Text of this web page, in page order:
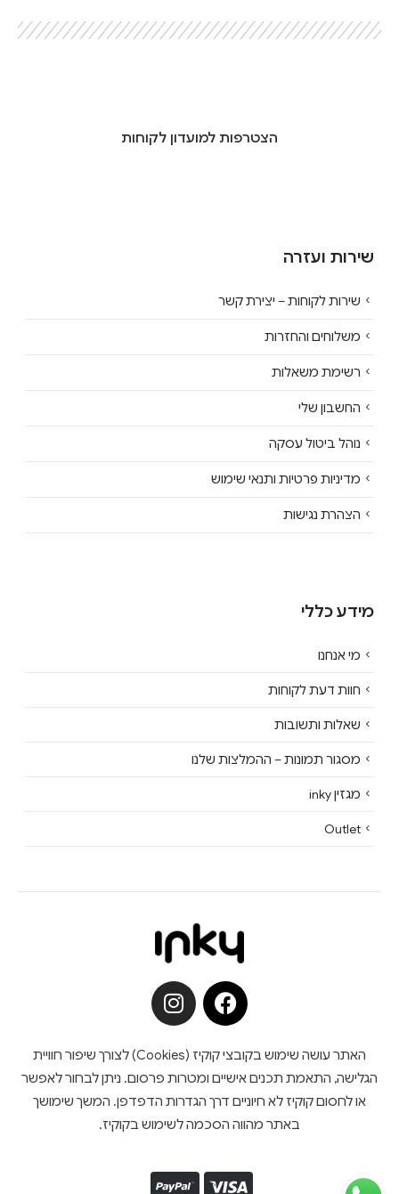
הצטרפות למועדון לקוחות
שירות ועזרה
שירות לקוחות – יצירת קשר
משלוחים והחזרות
רשימת משאלות
החשבון שלי
נוהל ביטול עסקה
מדיניות פרטיות ותנאי שימוש
הצהרת נגישות
מידע כללי
מי אנחנו
חוות דעת לקוחות
שאלות ותשובות
מסגור תמונות – ההמלצות שלנו
מגזין inky
Outlet
האתר עושה שימוש בקובצי קוקיז (Cookies) לצורך שיפור חוויית
הגלישה, התאמת תכנים אישיים ומטרות פרסום. ניתן לבחור לאפשר
או לחסום קוקיז לא חיוניים דרך הגדרות הדפדפן. המשך שימושך
באתר מהווה הסכמה לשימוש בקוקיז.